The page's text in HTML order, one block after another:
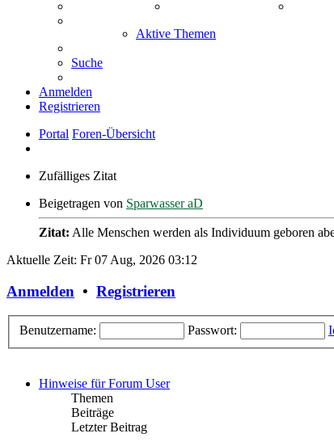
Aktive Themen
Suche
Anmelden
Registrieren
Portal Foren-Übersicht
Zufälliges Zitat
Beigetragen von Sparwasser aD
Zitat: Alle Menschen werden als Individuum geboren
Aktuelle Zeit: Fr 07 Aug, 2026 03:12
Anmelden • Registrieren
Benutzername: Passwort:
Hinweise für Forum User
Themen
Beiträge
Letzter Beitrag